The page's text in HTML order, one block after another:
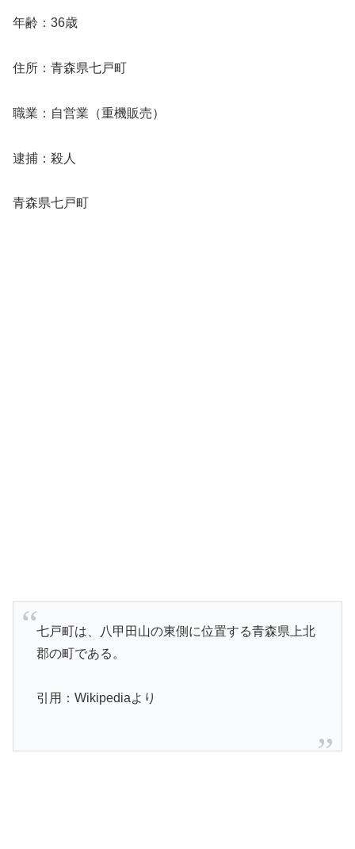
年齢：36歳
住所：青森県七戸町
職業：自営業（重機販売）
逮捕：殺人
青森県七戸町
七戸町は、八甲田山の東側に位置する青森県上北
郡の町である。
引用：Wikipediaより